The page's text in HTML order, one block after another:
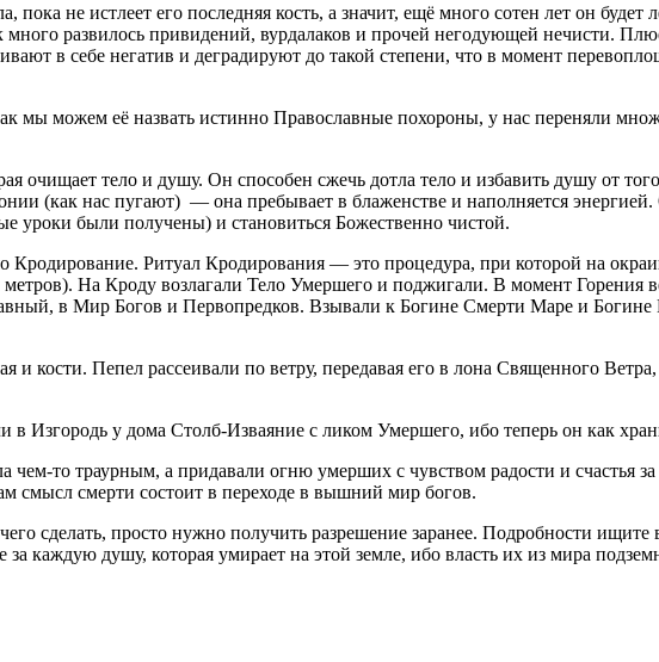
пока не истлеет его последняя кость, а значит, ещё много сотен лет он
развилось привидений, вурдалаков и прочей негодующей нечисти.
в себе негатив и деградируют до такой степени, что в момент
мы можем её назвать истинно Православные похороны, у нас переняли
очищает тело и душу. Он способен сжечь дотла тело и избавить душу от
(как нас пугают) — она пребывает в блаженстве и наполняется
уроки были получены) и становиться Божественно чистой.
Кродирование. Ритуал Кродирования — это процедура, при которой на
метров). На Кроду возлагали Тело Умершего и поджигали. В момент
в Мир Богов и Первопредков. Взывали к Богине Смерти Маре и Богине
и кости. Пепел рассеивали по ветру, передавая его в лона Священного
Изгородь у дома Столб-Изваяние с ликом Умершего, ибо теперь он как
чем-то траурным, а придавали огню умерших с чувством радости и счастья
смысл смерти состоит в переходе в вышний мир богов.
сделать, просто нужно получить разрешение заранее. Подробности ищите
за каждую душу, которая умирает на этой земле, ибо власть их из мира